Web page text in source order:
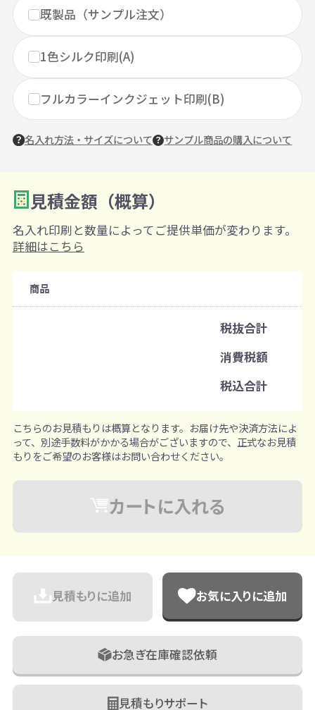
既製品（サンプル注文）
1色シルク印刷(A)
フルカラーインクジェット印刷(B)
名入れ方法・サイズについて サンプル商品の購入について
2 数量を入力
購入条件
既製品：100個から
名入れあり：100個から
※既製品サンプルは各色3個まで
見積金額（概算）
名入れ印刷と数量によってご提供単価が変わります。
詳細はこちら
商品
税抜合計
消費税額
税込合計
こちらのお見積もりは概算となります。お届け先や決済方法によ
って、別途手数料がかかる場合がございますので、正式なお見積
もりをご希望のお客様はお問い合わせください。
カートに入れる
見積もりに追加 お気に入りに追加
お急ぎ在庫確認依頼
見積もりサポート